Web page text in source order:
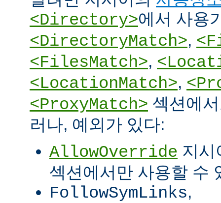
<Directory>에서 사용
<DirectoryMatch>,
<FilesMatch>,
<LocationMatch>,
<ProxyMatch> 섹션에
러나, 예외가 있다:
AllowOverride 지
섹션에서만 사용할 수
FollowSymLinks,